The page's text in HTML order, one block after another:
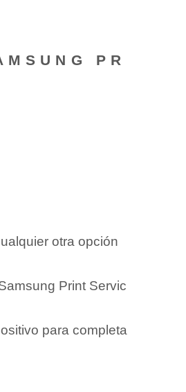
‍PR
otra opción
‍Print Servic
para completa